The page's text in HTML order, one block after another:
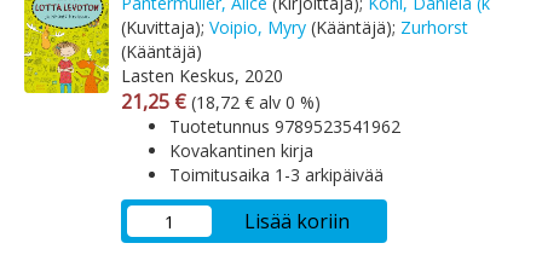
(Kuvittaja); Voipio, Myry (Kääntäjä); Zurhorst
(Kääntäjä)
Lasten Keskus, 2020
Arvonlisäverollinen hinta
21,25 € Arvonlisäveroton hinta
(18,72 € alv 0 %)
Tuotetunnus 9789523541962
Kovakantinen kirja
Toimitusaika 1-3 arkipäivää
Lisää koriin